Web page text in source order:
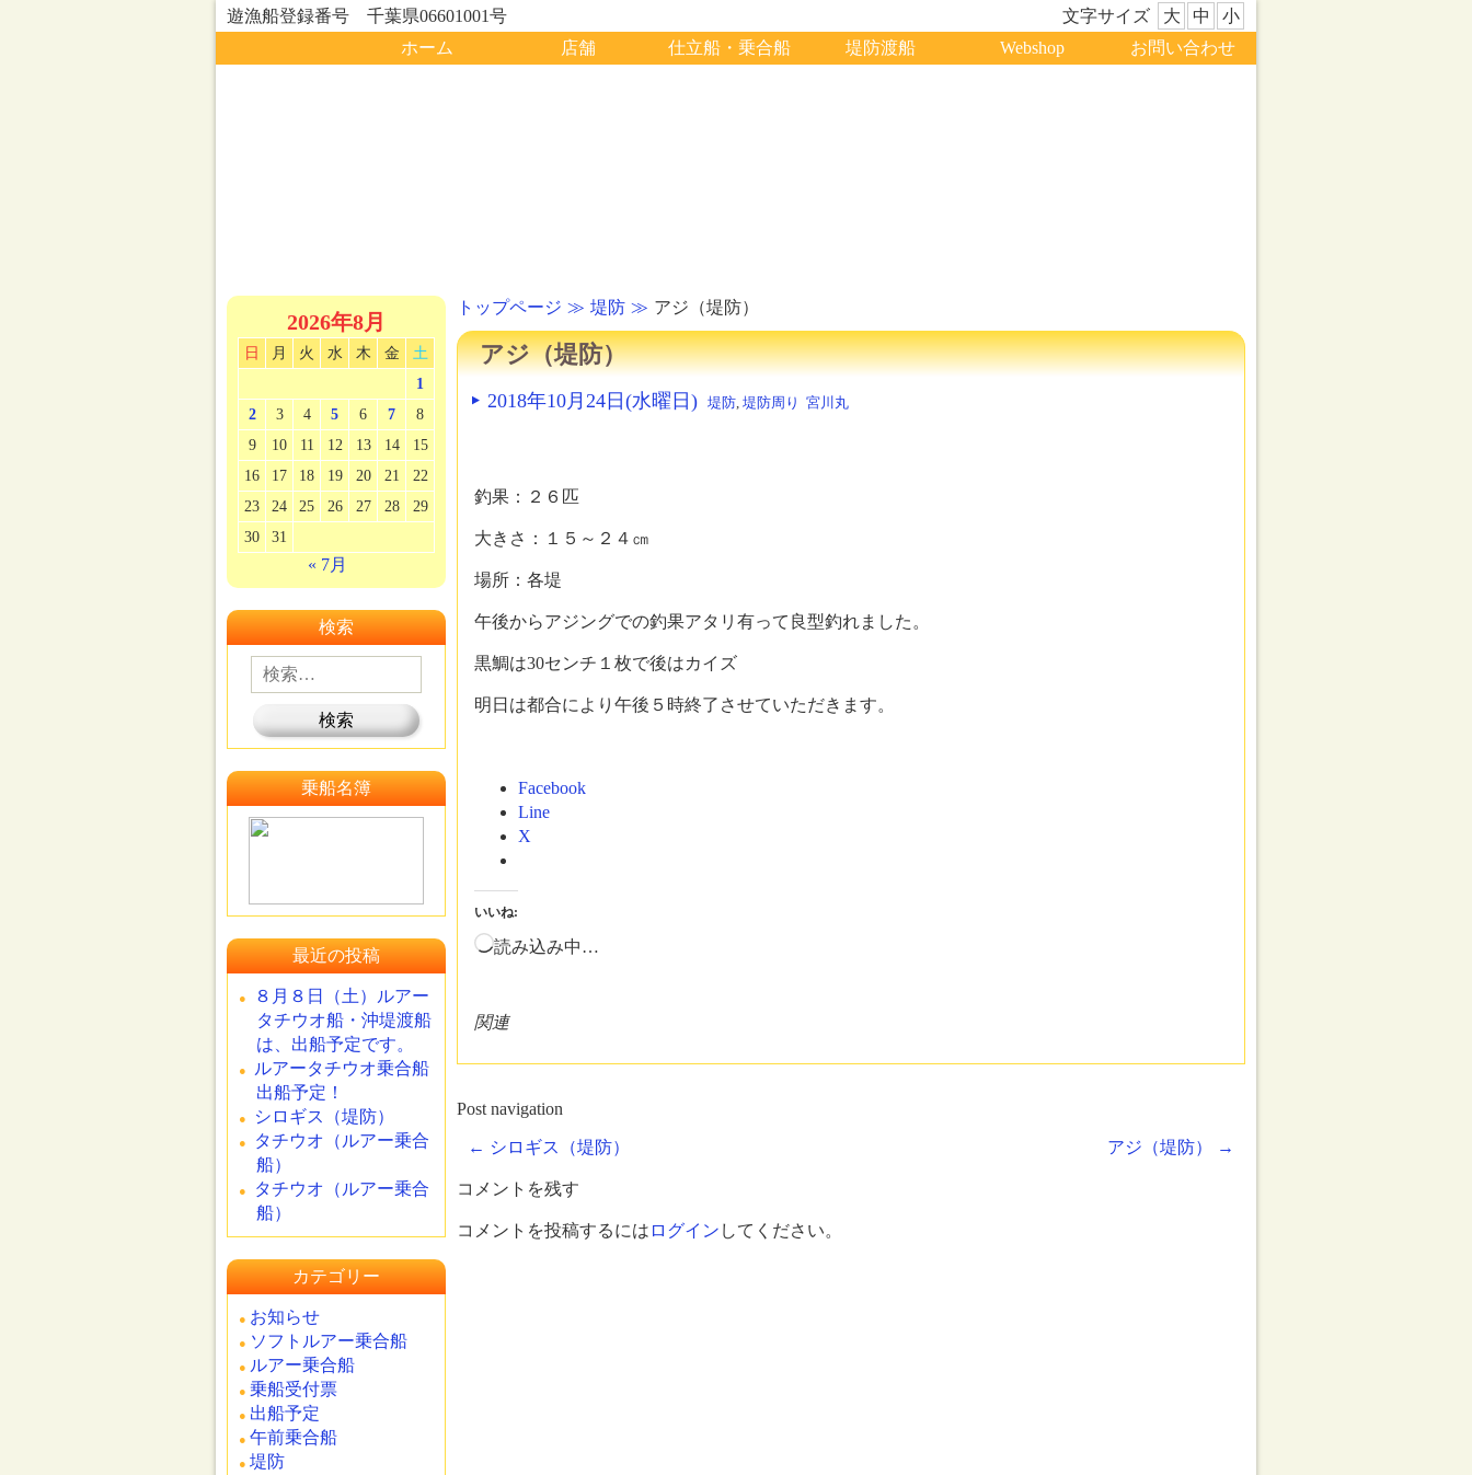
遊漁船登録番号 千葉県06601001号 文字サイズ 小
中
大
ホーム
店舗 仕立船・乗合船 堤防渡船 Webshop お問い合わせ
トップページ 堤防 アジ（堤防）
アジ（堤防）
2018年10月24日(水曜日) 堤防, 堤防周り 宮川丸
釣果：２６匹
大きさ：１５～２４㎝
場所：各堤
午後からアジングでの釣果アタリ有って良型釣れました。
黒鯛は30センチ１枚で後はカイズ
明日は都合により午後５時終了させていただきます。
Facebook
Line
X
いいね:
読み込み中…
関連
Post navigation
← シロギス（堤防） アジ（堤防） →
コメントを残す
コメントを投稿するには ログイン してください。
2026年8月
日 月 火 水 木 金
土
1
2
3 4 5 6 7
8
9
10 11 12 13 14
15
16
17 18 19 20 21
22
23
24 25 26 27 28
29
30
31
« 7月
検索
乗船名簿
最近の投稿
８月８日（土）ルアー
タチウオ船・沖堤渡船
は、出船予定です。
ルアータチウオ乗合船
出船予定！
シロギス（堤防）
タチウオ（ルアー乗合
船）
タチウオ（ルアー乗合
船）
カテゴリー
お知らせ
ソフトルアー乗合船
ルアー乗合船
乗船受付票
出船予定
午前乗合船
堤防